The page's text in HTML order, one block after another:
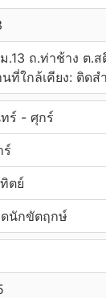
.13 ถ.ท่าช้าง ต.
ที่ใกล้เคียง: ติด
ร์ - ศุกร์
ร์
ตย์
นักขัตฤกษ์